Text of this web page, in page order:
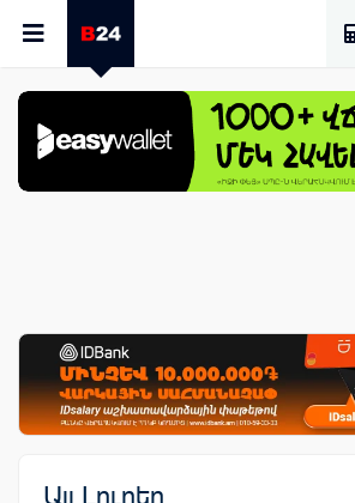
Այլ Լուրեր